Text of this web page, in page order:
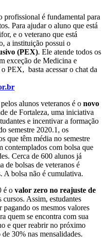
profissional é fundamental para
Para ajudar o aluno que está
e o veterano que está
a instituição possui o
(PEX). Ele atende todos os
exceção de Medicina e
PEX, basta acessar o chat da
alunos veteranos é o novo
de Fortaleza, uma iniciativa
e incentivar a formação
semestre 2020.1, os
que têm média no semestre
contemplados com bolsa que
Cerca de 600 alunos já
de bolsas de veteranos é
A bolsa não é cumulativa.
é o valor zero no reajuste de
cursos. Assim, estudantes
pagando os mesmos valores
quem se encontra com sua
e quer reabrir no próximo
30% nas mensalidades.